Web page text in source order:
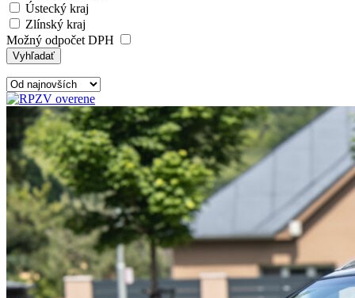
Ústecký kraj
Zlínský kraj
Možný odpočet DPH
Vyhľadať